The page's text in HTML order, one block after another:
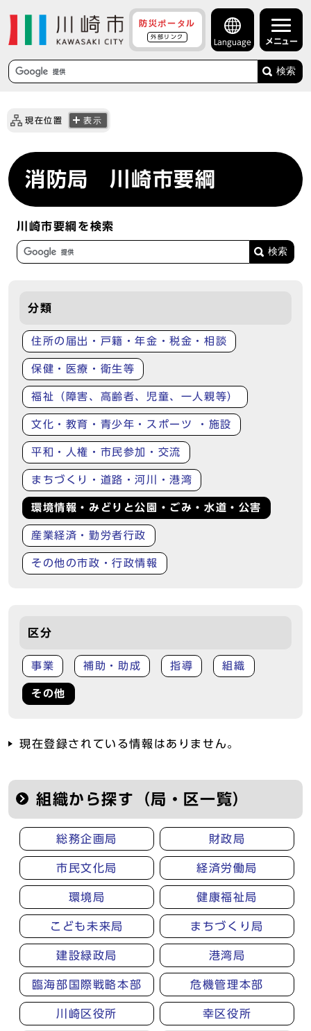
防災ポータル
外部リンク
Language メニュー
検索
現在位置 表示
消防局 川崎市要綱
川崎市要綱を検索
分類
住所の届出・戸籍・年金・税金・相談
保健・医療・衛生等
福祉（障害、高齢者、児童、一人親等）
文化・教育・青少年・スポーツ ・施設
平和・人権・市民参加・交流
まちづくり・道路・河川・港湾
環境情報・みどりと公園・ごみ・水道・公害
産業経済・勤労者行政
その他の市政・行政情報
区分
事業 補助・助成 指導 組織
その他
現在登録されている情報はありません。
組織から探す（局・区一覧）
総務企画局 財政局
市民文化局 経済労働局
環境局 健康福祉局
こども未来局 まちづくり局
建設緑政局 港湾局
臨海部国際戦略本部 危機管理本部
川崎区役所 幸区役所